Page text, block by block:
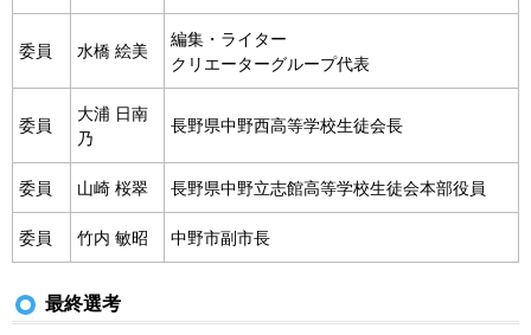
委員 水橋 絵美
編集・ライター
クリエーターグループ代表
委員
大浦 日南
乃
長野県中野西高等学校生徒会長
委員 山崎 桜翠 長野県中野立志館高等学校生徒会本部役員
委員 竹内 敏昭 中野市副市長
最終選考